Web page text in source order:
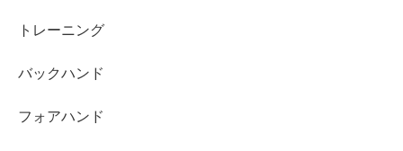
トレーニング
バックハンド
フォアハンド